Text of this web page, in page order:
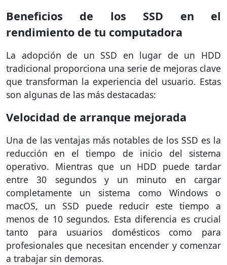
Beneficios de los SSD en el
rendimiento de tu computadora
La adopción de un SSD en lugar de un HDD
tradicional proporciona una serie de mejoras clave
que transforman la experiencia del usuario. Estas
son algunas de las más destacadas:
Velocidad de arranque mejorada
Una de las ventajas más notables de los SSD es la
reducción en el tiempo de inicio del sistema
operativo. Mientras que un HDD puede tardar
entre 30 segundos y un minuto en cargar
completamente un sistema como Windows o
macOS, un SSD puede reducir este tiempo a
menos de 10 segundos. Esta diferencia es crucial
tanto para usuarios domésticos como para
profesionales que necesitan encender y comenzar
a trabajar sin demoras.